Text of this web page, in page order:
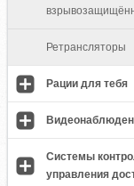
Ретрансляторы
Рации для тебя
Системы
управления